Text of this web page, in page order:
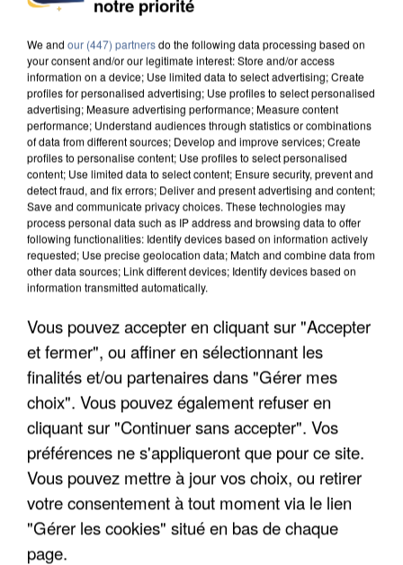
MAFIA INTERPELLÉ EN ALGÉRIE
UN SECOND CADRE DE LA DZ MAFIA
INTERPELLÉ EN ALGÉRIE
We and our (447) partnersdo the following data processing based on
your consent and/or our legitimate interest: Store and/or access
information on a device; Use limited data to select advertising; Create
profiles for personalised advertising; Use profiles to select personalised
advertising; Measure advertising performance; Measure content
performance; Understand audiences through statistics or combinations
of data from different sources; Develop and improve services; Create
profiles to personalise content; Use profiles to select personalised
content; Use limited data to select content; Ensure security, prevent and
detect fraud, and fix errors; Deliver and present advertising and content;
Save and communicate privacy choices. These technologies may
process personal data such as IP address and browsing data to offer
following functionalities: Identify devices based on information actively
requested; Use precise geolocation data; Match and combine data from
other data sources; Link different devices; Identify devices based on
information transmitted automatically.
Vous pouvez accepter en cliquant sur "Accepter
et fermer", ou affiner en sélectionnant les
finalités et/ou partenaires dans "Gérer mes
choix". Vous pouvez également refuser en
cliquant sur "Continuer sans accepter". Vos
préférences ne s'appliqueront que pour ce site.
Vous pouvez mettre à jour vos choix, ou retirer
votre consentement à tout moment via le lien
"Gérer les cookies" situé en bas de chaque
page.